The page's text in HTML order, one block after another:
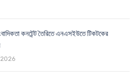
কনটেন্ট তৈরিতে এনএসইউতে টিকটকের